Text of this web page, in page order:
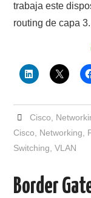
trabaja este
routing de capa
Cisco
Cisco
Networking
Switching ,VLAN
Border